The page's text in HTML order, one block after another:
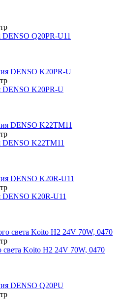
DENSO Q20PR-U11
DENSO K20PR-U
DENSO K22TM11
DENSO K20R-U11
света Koito H2 24V 70W, 0470